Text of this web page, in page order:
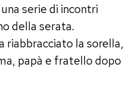
serie di incontri
della serata.
riabbracciato la sorella,
papà e fratello dopo